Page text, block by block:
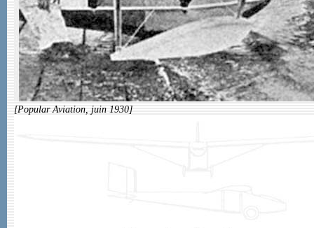
[Popular Aviation, juin 1930]